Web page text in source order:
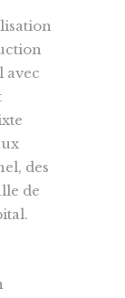
avec
des
de